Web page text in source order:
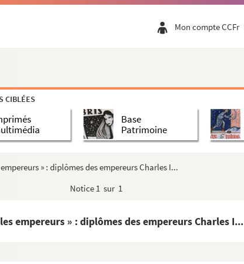
Mon compte CCFr
CIBLÉES
Base
Patrimoine
» : diplômes des empereurs Charles I...
Notice 1 sur 1
empereurs » : diplômes des empereurs Charles I...